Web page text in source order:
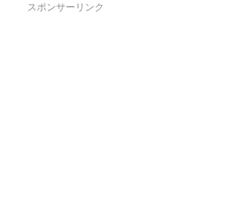
スポンサーリンク